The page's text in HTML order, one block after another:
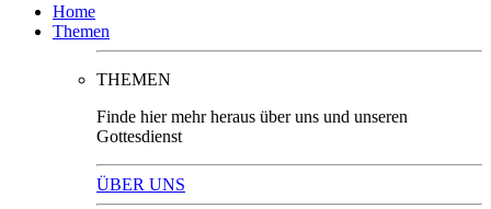
Home
Themen
THEMEN
Finde hier mehr heraus über uns und unseren
Gottesdienst
ÜBER UNS